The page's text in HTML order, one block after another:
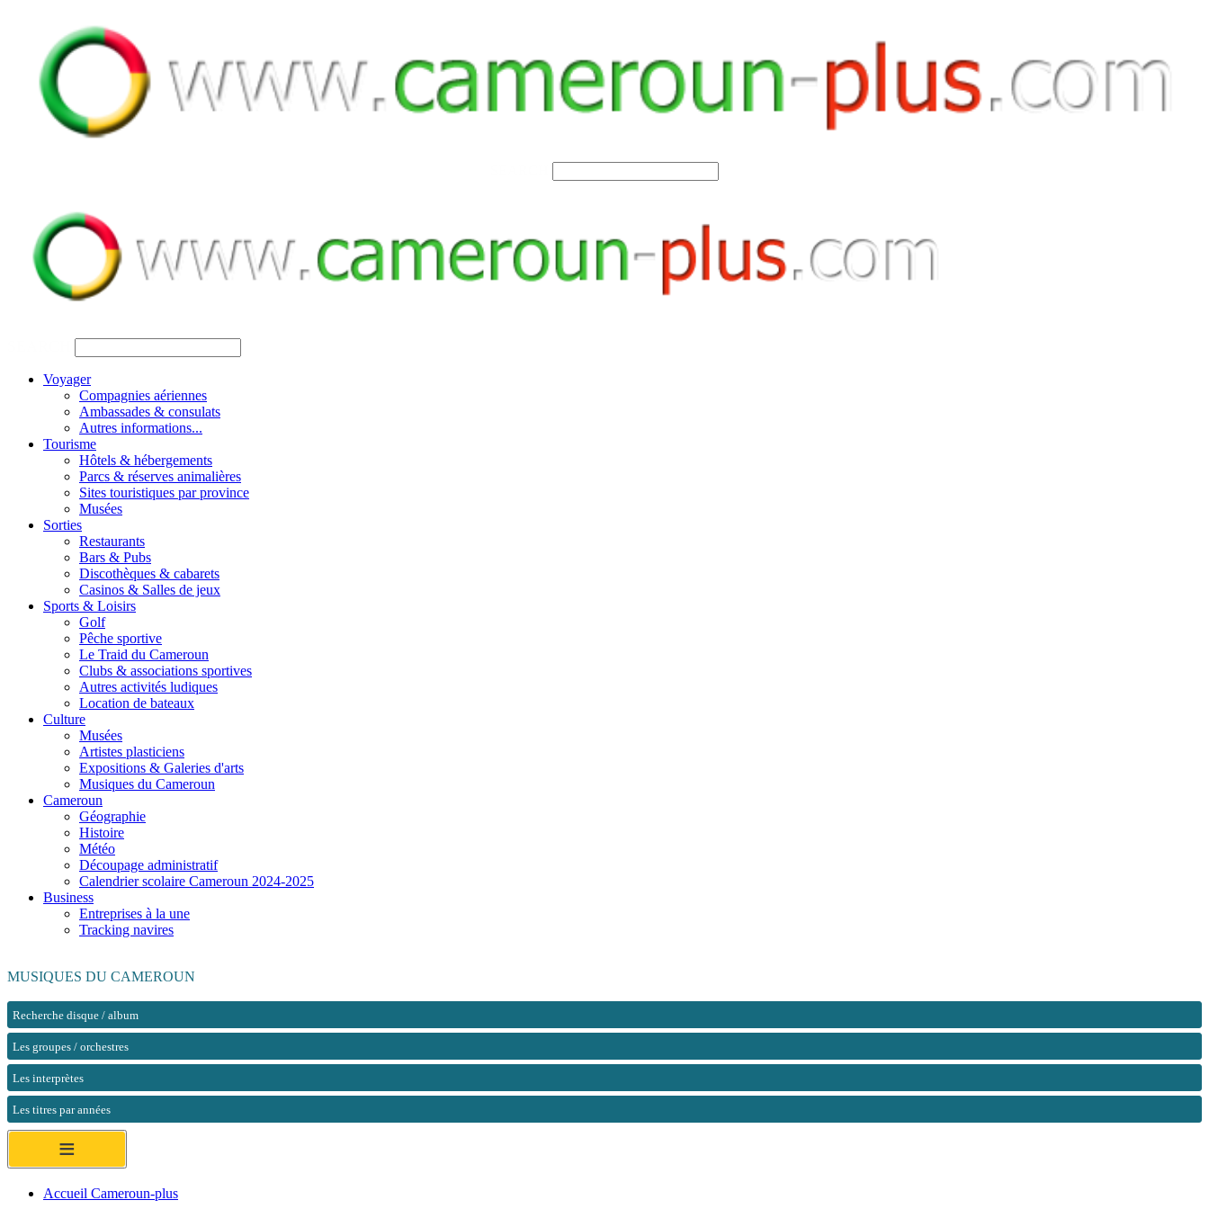
Voyager
Compagnies aériennes
Ambassades & consulats
Autres informations...
Tourisme
Hôtels & hébergements
Parcs & réserves animalières
Sites touristiques par province
Musées
Sorties
Restaurants
Bars & Pubs
Discothèques & cabarets
Casinos & Salles de jeux
Sports & Loisirs
Golf
Pêche sportive
Le Traid du Cameroun
Clubs & associations sportives
Autres activités ludiques
Location de bateaux
Culture
Musées
Artistes plasticiens
Expositions & Galeries d'arts
Musiques du Cameroun
Cameroun
Géographie
Histoire
Météo
Découpage administratif
Calendrier scolaire Cameroun 2024-2025
Business
Entreprises à la une
Tracking navires
MUSIQUES DU CAMEROUN
Recherche disque / album
Les groupes / orchestres
Les interprètes
Les titres par années
≡
Accueil Cameroun-plus